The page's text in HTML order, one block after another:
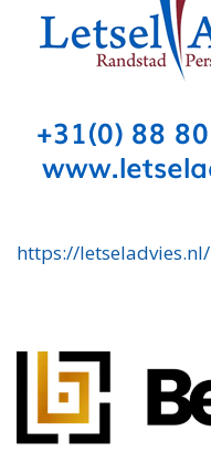
https://letseladvies.nl/